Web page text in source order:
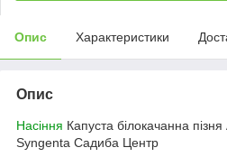
Опис Характеристики
Опис
Насіння Капуста білокачанна
Syngenta Садиба Центр